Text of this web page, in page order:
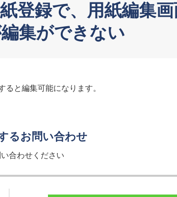
登録で、用紙編集
集ができない
と編集可能になります。
るお問い合わせ
合わせください